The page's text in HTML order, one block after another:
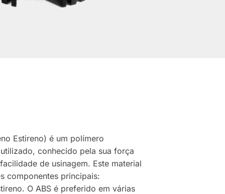
Estireno) é um polímero
conhecido pela sua força
de usinagem. Este material
componentes principais:
O ABS é preferido em várias